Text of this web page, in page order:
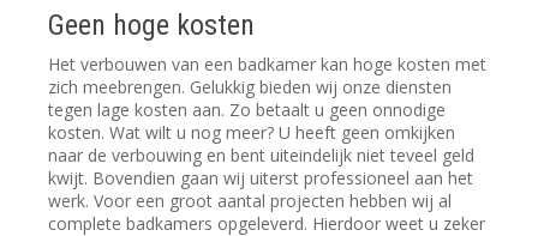
Geen hoge kosten
Het verbouwen van een badkamer kan hoge kosten met
zich meebrengen. Gelukkig bieden wij onze diensten
tegen lage kosten aan. Zo betaalt u geen onnodige
kosten. Wat wilt u nog meer? U heeft geen omkijken
naar de verbouwing en bent uiteindelijk niet teveel geld
kwijt. Bovendien gaan wij uiterst professioneel aan het
werk. Voor een groot aantal projecten hebben wij al
complete badkamers opgeleverd. Hierdoor weet u zeker